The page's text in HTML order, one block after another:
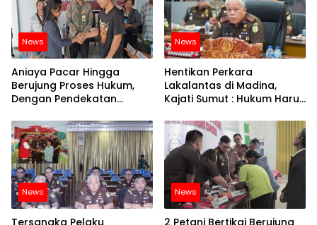
News
Aniaya Pacar Hingga
Berujung Proses Hukum,
Dengan Pendekatan
Kejaksaan, Sepasang
Kekasih di Simalungun
Kembali Merajut Cinta
News
Hentikan Perkara
Lakalantas di Madina,
Kajati Sumut : Hukum Harus
Menciptakan Perdamaian,
Hapuskan Kebencian
Untuk Menjaga Hubungan
Sosial Yang Baik di
Masyarakat
News News